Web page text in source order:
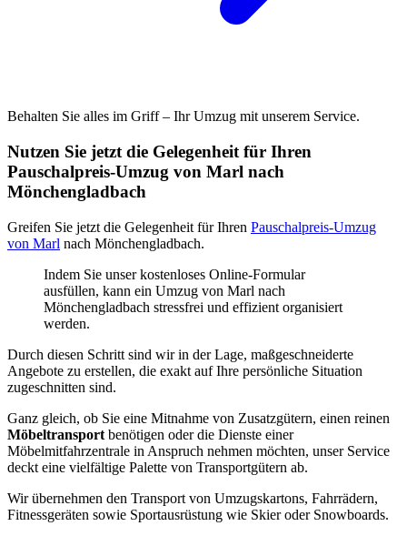
Behalten Sie alles im Griff – Ihr Umzug mit unserem Service.
Nutzen Sie jetzt die Gelegenheit für Ihren
Pauschalpreis-Umzug von Marl nach
Mönchengladbach
Greifen Sie jetzt die Gelegenheit für Ihren Pauschalpreis-Umzug
von Marl nach Mönchengladbach.
Indem Sie unser kostenloses Online-Formular
ausfüllen, kann ein Umzug von Marl nach
Mönchengladbach stressfrei und effizient organisiert
werden.
Durch diesen Schritt sind wir in der Lage, maßgeschneiderte
Angebote zu erstellen, die exakt auf Ihre persönliche Situation
zugeschnitten sind.
Ganz gleich, ob Sie eine Mitnahme von Zusatzgütern, einen reinen
Möbeltransport benötigen oder die Dienste einer
Möbelmitfahrzentrale in Anspruch nehmen möchten, unser Service
deckt eine vielfältige Palette von Transportgütern ab.
Wir übernehmen den Transport von Umzugskartons, Fahrrädern,
Fitnessgeräten sowie Sportausrüstung wie Skier oder Snowboards.